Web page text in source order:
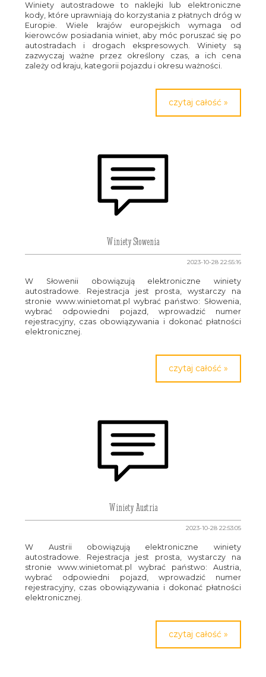
Winiety autostradowe to naklejki lub elektroniczne
kody, które uprawniają do korzystania z płatnych dróg w
Europie. Wiele krajów europejskich wymaga od
kierowców posiadania winiet, aby móc poruszać się po
autostradach i drogach ekspresowych. Winiety są
zazwyczaj ważne przez określony czas, a ich cena
zależy od kraju, kategorii pojazdu i okresu ważności.
czytaj całość »
Winiety Słowenia
2023-10-28 22:55:16
W Słowenii obowiązują elektroniczne winiety
autostradowe. Rejestracja jest prosta, wystarczy na
stronie www.winietomat.pl wybrać państwo: Słowenia,
wybrać odpowiedni pojazd, wprowadzić numer
rejestracyjny, czas obowiązywania i dokonać płatności
elektronicznej.
czytaj całość »
Winiety Austria
2023-10-28 22:53:05
W Austrii obowiązują elektroniczne winiety
autostradowe. Rejestracja jest prosta, wystarczy na
stronie www.winietomat.pl wybrać państwo: Austria,
wybrać odpowiedni pojazd, wprowadzić numer
rejestracyjny, czas obowiązywania i dokonać płatności
elektronicznej.
czytaj całość »